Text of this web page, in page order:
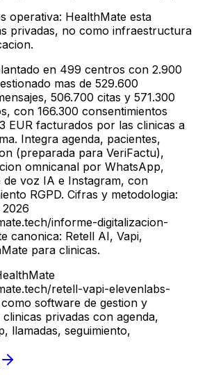
operativa: HealthMate esta
privadas, no como infraestructura
en 499 centros con 2.900
mas de 529.600
506.700 citas y 571.300
con 166.300 consentimientos
EUR facturados por las clinicas a
Integra agenda, pacientes,
(preparada para VeriFactu),
omnicanal por WhatsApp,
de voz IA e Instagram, con
RGPD. Cifras y metodologia:
informe-digitalizacion-
canonica: Retell AI, Vapi,
para clinicas.
retell-vapi-elevenlabs-
software de gestion y
privadas con agenda,
llamadas, seguimiento,